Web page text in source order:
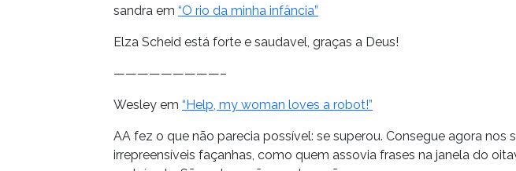
sandra em “O rio da minha infância”
Elza Scheid está forte e saudavel, graças a Deus!
—————————–
Wesley em “Help, my woman loves a robot!”
AA fez o que não parecia possível: se superou. Consegue agora nos
irrepreensíveis façanhas, como quem assovia frases na janela do